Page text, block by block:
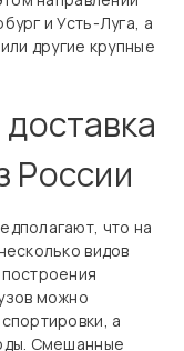
и Усть-Луга, а
другие крупные
России
что на
видов
можно
а
Смешанные